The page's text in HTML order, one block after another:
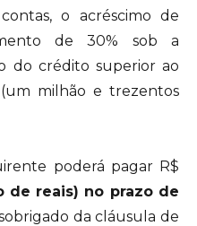
o acréscimo de
de 30% sob a
do crédito superior ao
milhão e trezentos
poderá pagar R$
de reais) no prazo de
da cláusula de